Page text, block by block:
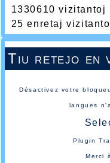
1330610 vizitantoj
25 enretaj
Tiu retejo en
Désactivez votre
langues
Plugin
Merci